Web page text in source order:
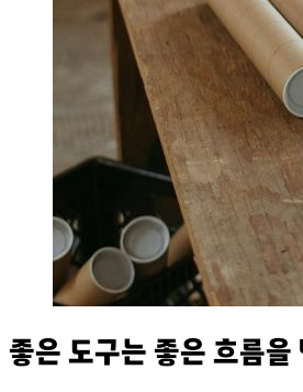
좋은 도구는 좋은 흐름